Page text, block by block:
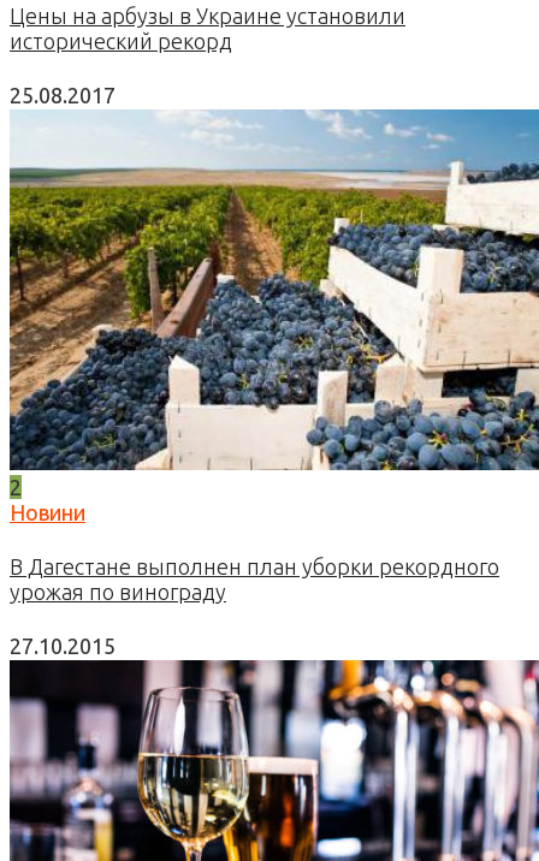
Цены на арбузы в Украине установили
исторический рекорд
25.08.2017
2
Новини
В Дагестане выполнен план уборки рекордного
урожая по винограду
27.10.2015